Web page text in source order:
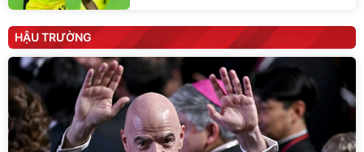
HẬU TRƯỜNG